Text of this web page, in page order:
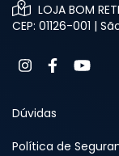
LOJA BOM
CEP: 01126-001 |
Dúvidas
Política de